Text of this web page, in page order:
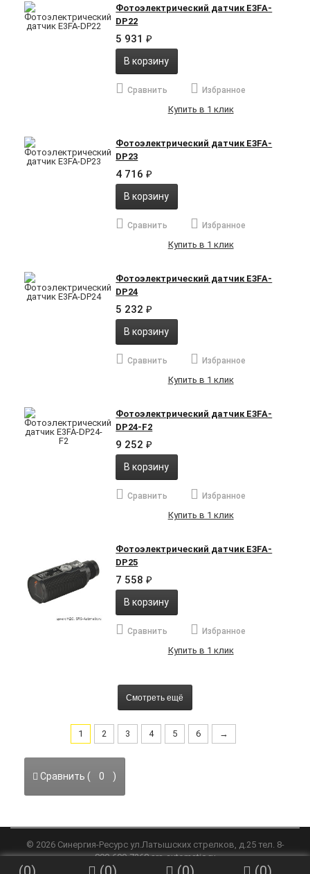
Фотоэлектрический датчик E3FA-
DP22
5 931₽
В корзину
Сравнить Избранное
Купить в 1 клик
Фотоэлектрический датчик E3FA-
DP23
4 716₽
В корзину
Сравнить Избранное
Купить в 1 клик
Фотоэлектрический датчик E3FA-
DP24
5 232₽
В корзину
Сравнить Избранное
Купить в 1 клик
Фотоэлектрический датчик E3FA-
DP24-F2
9 252₽
В корзину
Сравнить Избранное
Купить в 1 клик
Фотоэлектрический датчик E3FA-
DP25
7 558₽
В корзину
Сравнить Избранное
Купить в 1 клик
Смотреть ещё
1 2 3 4 5 6 →
Сравнить ( 0 )
© 2026 Синергия-Ресурсул.Латышских стрелков, д.25 тел. 8-
800-600-7268srs-automatic.ru